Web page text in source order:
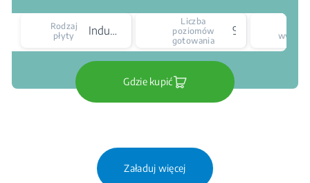
Rodzaj
płyty
Indukcyjna
Liczba
poziomów
gotowania
Gdzie kupić
Załaduj więcej